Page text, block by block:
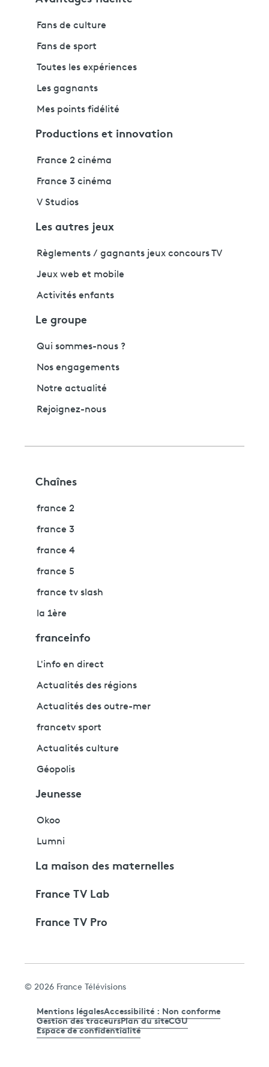
Fans de culture
Fans de sport
Toutes les expériences
Les gagnants
Mes points fidélité
Productions et innovation
France 2 cinéma
France 3 cinéma
V Studios
Les autres jeux
Règlements / gagnants jeux concours TV
Jeux web et mobile
Activités enfants
Le groupe
Qui sommes-nous ?
Nos engagements
Notre actualité
Rejoignez-nous
Chaînes
france 2
france 3
france 4
france 5
france tv slash
la 1ère
franceinfo
L'info en direct
Actualités des régions
Actualités des outre-mer
francetv sport
Actualités culture
Géopolis
Jeunesse
Okoo
Lumni
La maison des maternelles
France TV Lab
France TV Pro
© 2026 France Télévisions
Mentions légalesAccessibilité : Non conforme
Gestion des traceursPlan du siteCGU
Espace de confidentialité